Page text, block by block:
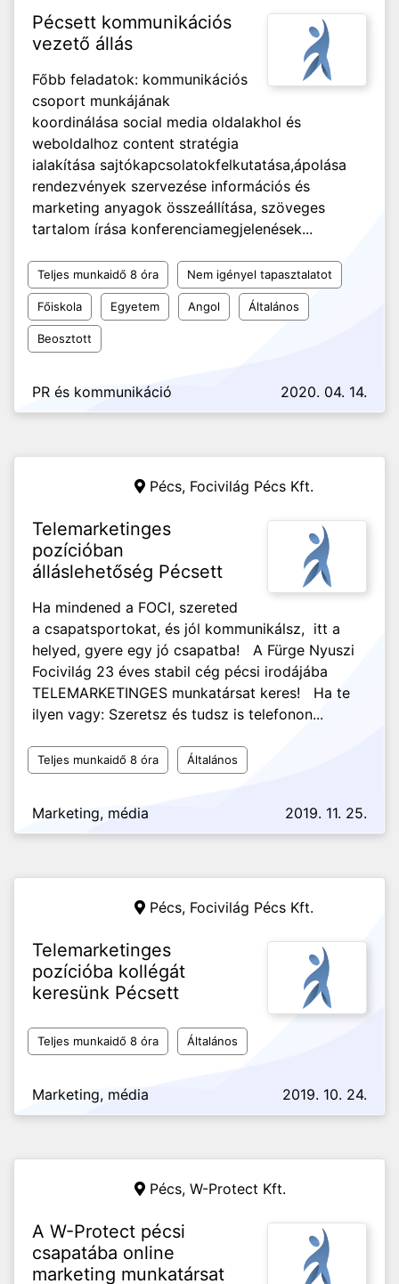
Pécsett kommunikációs
vezető állás
Főbb feladatok: kommunikációs
csoport munkájának
koordinálása social media oldalakhol és
weboldalhoz content stratégia
ialakítása sajtókapcsolatokfelkutatása,ápolása
rendezvények szervezése információs és
marketing anyagok összeállítása, szöveges
tartalom írása konferenciamegjelenések...
Teljes munkaidő 8 óra Nem igényel tapasztalatot
Főiskola Egyetem Angol Általános
Beosztott
PR és kommunikáció 2020. 04. 14.
Pécs, Focivilág Pécs Kft.
Telemarketinges
pozícióban
álláslehetőség Pécsett
Ha mindened a FOCI, szereted
a csapatsportokat, és jól kommunikálsz, itt a
helyed, gyere egy jó csapatba! A Fürge Nyuszi
Focivilág 23 éves stabil cég pécsi irodájába
TELEMARKETINGES munkatársat keres! Ha te
ilyen vagy: Szeretsz és tudsz is telefonon...
Teljes munkaidő 8 óra Általános
Marketing, média 2019. 11. 25.
Pécs, Focivilág Pécs Kft.
Telemarketinges
pozícióba kollégát
keresünk Pécsett
Teljes munkaidő 8 óra Általános
Marketing, média 2019. 10. 24.
Pécs, W-Protect Kft.
A W-Protect pécsi
csapatába online
marketing munkatársat